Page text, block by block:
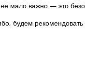
мало важно — это
будем